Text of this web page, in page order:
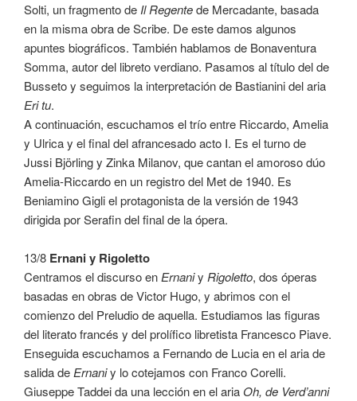
Solti, un fragmento de Il Regentede Mercadante, basada
en la misma obra de Scribe. De este damos algunos
apuntes biográficos. También hablamos de Bonaventura
Somma, autor del libreto verdiano. Pasamos al título del de
Busseto y seguimos la interpretación de Bastianini del aria
Eri tu.
A continuación, escuchamos el trío entre Riccardo, Amelia
y Ulrica y el final del afrancesado acto I. Es el turno de
Jussi Björling y Zinka Milanov, que cantan el amoroso dúo
Amelia-Riccardo en un registro del Met de 1940. Es
Beniamino Gigli el protagonista de la versión de 1943
dirigida por Serafin del final de la ópera.
13/8 Ernani y Rigoletto
Centramos el discurso en Ernaniy Rigoletto, dos óperas
basadas en obras de Victor Hugo, y abrimos con el
comienzo del Preludio de aquella. Estudiamos las figuras
del literato francés y del prolífico libretista Francesco Piave.
Enseguida escuchamos a Fernando de Lucia en el aria de
salida de Ernaniy lo cotejamos con Franco Corelli.
Giuseppe Taddei da una lección en el aria Oh, de Verd’anni